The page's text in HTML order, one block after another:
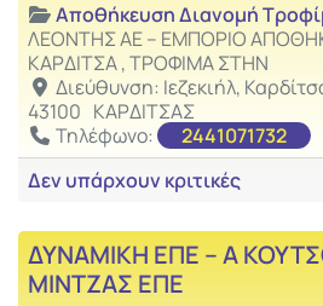
Αποθήκευση Διανομή
ΛΕΟΝΤΗΣ ΑΕ – ΕΜΠΟΡΙΟ
ΚΑΡΔΙΤΣΑ , ΤΡΟΦΙΜΑ ΣΤΗΝ
Διεύθυνση: Ιεζεκιήλ,
43100 ΚΑΡΔΙΤΣΑΣ
Τηλέφωνο:
2441071732
Δεν υπάρχουν κριτικές
ΔΥΝΑΜΙΚΗ ΕΠΕ – Α
ΜΙΝΤΖΑΣ ΕΠΕ